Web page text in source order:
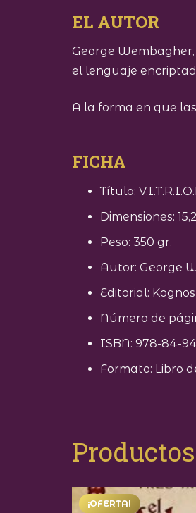
EL AUTOR
George
el lenguaje
A la forma en que
FICHA
Título:
Dimensiones:
Peso: 350 gr.
Autor: George
Editorial:
Número de
ISBN: 978-84-
Formato: Libro
¡OFERTA!